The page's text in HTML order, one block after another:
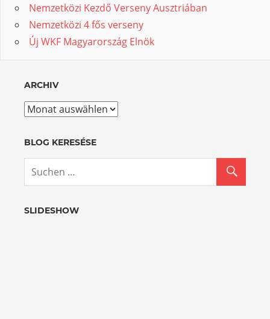
Nemzetközi Kezdő Verseny Ausztriában
Nemzetközi 4 fős verseny
Új WKF Magyarország Elnök
ARCHIV
Archiv
BLOG KERESÉSE
SLIDESHOW